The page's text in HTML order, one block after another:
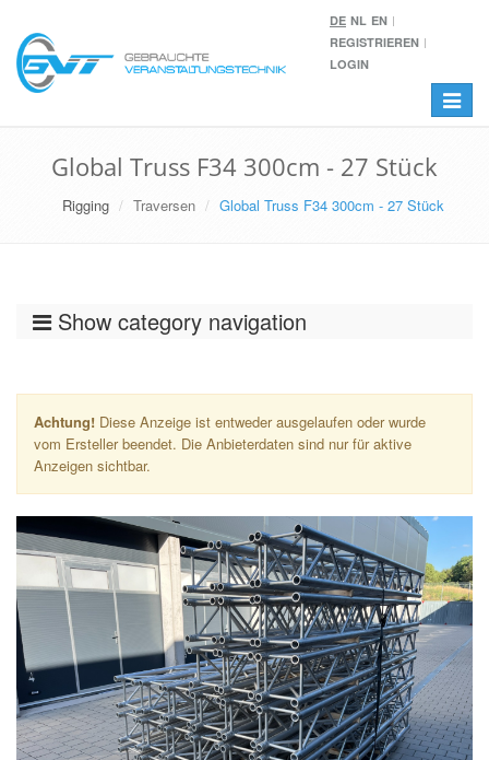
DE NL EN
REGISTRIEREN
LOGIN
Toggle
Global Truss F34 300cm - 27 Stück
Rigging Traversen Global Truss F34 300cm - 27 Stück
Show category navigation
Achtung! Diese Anzeige ist entweder ausgelaufen oder wurde
vom Ersteller beendet. Die Anbieterdaten sind nur für aktive
Anzeigen sichtbar.